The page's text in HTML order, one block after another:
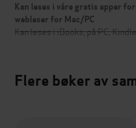
Kan leses i våre gratis apper
webleser for Mac/PC
Kan leses i iBooks, på PC,
Flere bøker av